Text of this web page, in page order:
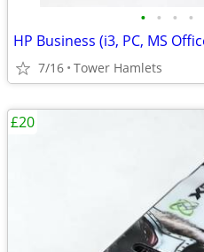
• • • •
7/16 Tower Hamlets
£20